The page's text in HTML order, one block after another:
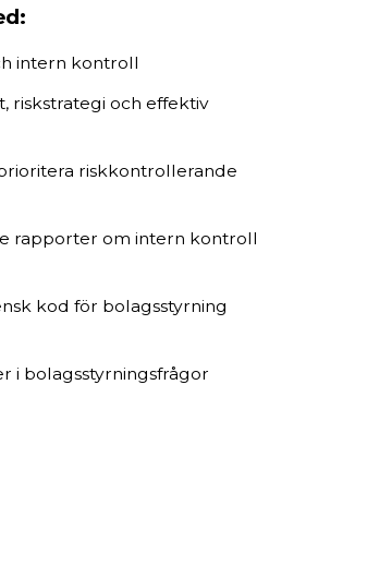
intern kontroll
riskstrategi och effektiv
riskkontrollerande
rapporter om intern kontroll
kod för bolagsstyrning
i bolagsstyrningsfrågor